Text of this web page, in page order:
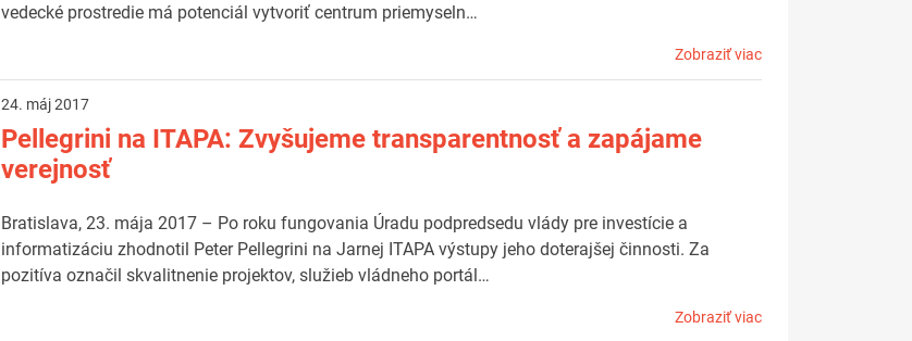
vedecké prostredie má potenciál vytvoriť centrum priemyseln…
Zobraziť viac
24. máj 2017
Pellegrini na ITAPA: Zvyšujeme transparentnosť a zapájame
verejnosť
Bratislava, 23. mája 2017 – Po roku fungovania Úradu podpredsedu vlády pre investície a
informatizáciu zhodnotil Peter Pellegrini na Jarnej ITAPA výstupy jeho doterajšej činnosti. Za
pozitíva označil skvalitnenie projektov, služieb vládneho portál…
Zobraziť viac